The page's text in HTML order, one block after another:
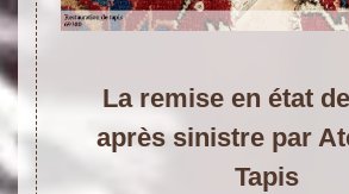
La remise en état
après sinistre par
Tapis